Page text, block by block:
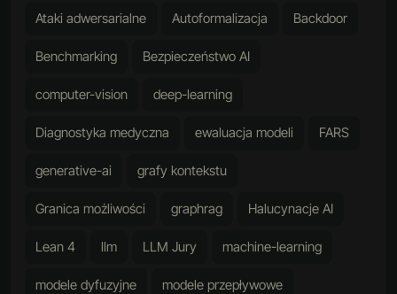
Ataki adwersarialne Autoformalizacja Backdoor
Benchmarking Bezpieczeństwo AI
computer-vision deep-learning
Diagnostyka medyczna ewaluacja modeli FARS
generative-ai grafy kontekstu
Granica możliwości graphrag Halucynacje AI
Lean 4 llm LLM Jury machine-learning
modele dyfuzyjne modele przepływowe